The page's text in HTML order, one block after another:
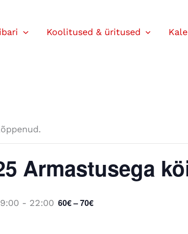
Koolitused & üritused
Armastusega
- 22:00 60€ – 70€